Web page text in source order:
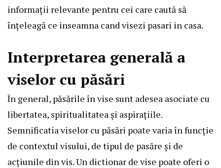
informații relevante pentru cei care caută să
înțeleagă ce inseamna cand visezi pasari in casa.
Interpretarea generală a
viselor cu păsări
În general, păsările în vise sunt adesea asociate cu
libertatea, spiritualitatea și aspirațiile.
Semnificatia viselor cu păsări poate varia în funcție
de contextul visului, de tipul de pasăre și de
acțiunile din vis. Un dictionar de vise poate oferi o